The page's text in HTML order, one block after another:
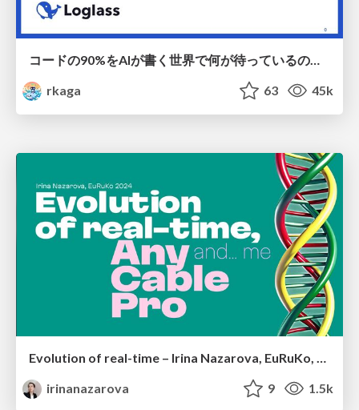
コードの90%をAIが書く世界で何が待っているのか / What awaits us in a world where 90% of the code is written by AI
rkaga
63 45k
Evolution of real-time – Irina Nazarova, EuRuKo, 2024
irinanazarova
9 1.5k